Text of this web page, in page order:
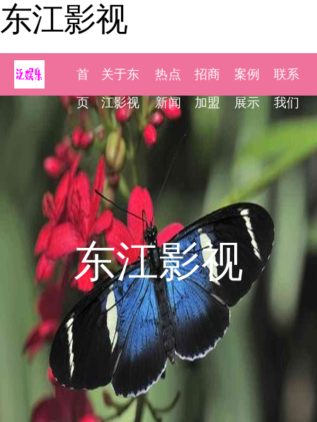
东江影视
首
页
关于东
江影视
热点
新闻
招商
加盟
案例
展示
联系
我们
东江影视